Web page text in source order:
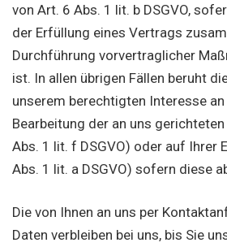
von Art. 6 Abs. 1 lit. b DSGVO,
der Erfüllung eines Vertrags
Durchführung vorvertraglicher
ist. In allen übrigen Fällen beruht
unserem berechtigten Interesse
Bearbeitung der an uns
Abs. 1 lit. f DSGVO) oder auf Ihrer
Abs. 1 lit. a DSGVO) sofern diese
Die von Ihnen an uns per
Daten verbleiben bei uns, bis Sie